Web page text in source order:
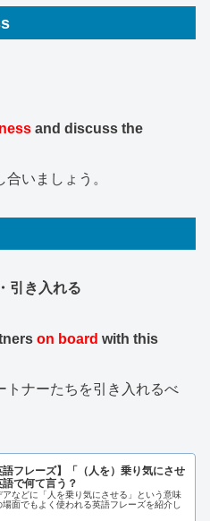
and discuss the
いましょう。
引き入れる
on board with this
トナーたちを引き入れるべ
語フレーズ】「（人を）乗り気にさせ
で何て言う？
アなどに「人を乗り気にさせる」という意味
面でもよく使われる英語フレーズを紹介し